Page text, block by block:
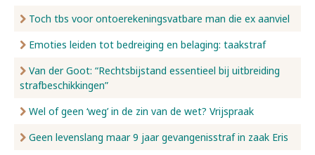
Toch tbs voor ontoerekeningsvatbare man die ex aanviel
Emoties leiden tot bedreiging en belaging: taakstraf
Van der Goot: “Rechtsbijstand essentieel bij uitbreiding
strafbeschikkingen”
Wel of geen ‘weg’ in de zin van de wet? Vrijspraak
Geen levenslang maar 9 jaar gevangenisstraf in zaak Eris